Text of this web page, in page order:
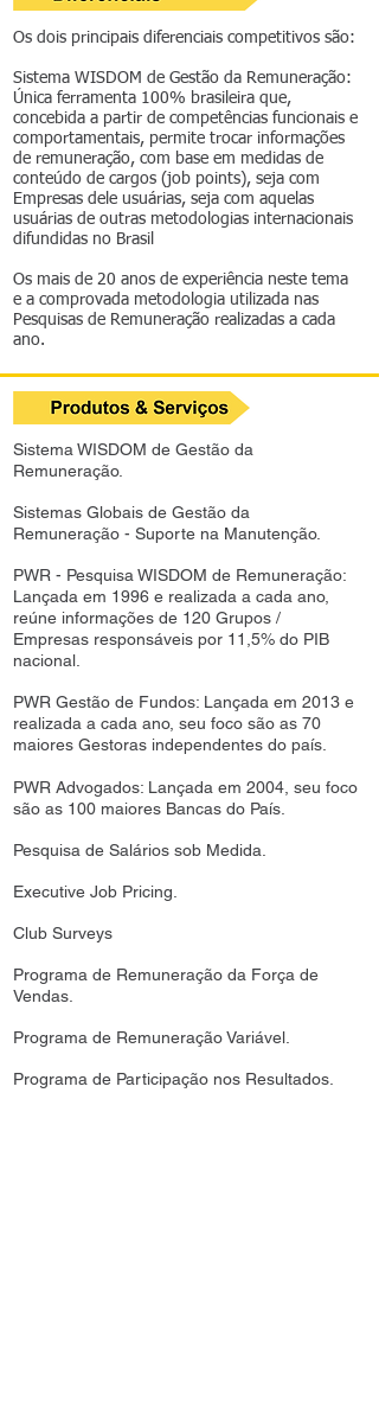
Os dois principais diferenciais competitivos são:
Sistema WISDOM de Gestão da Remuneração:
Única ferramenta 100% brasileira que,
concebida a partir de competências funcionais e
comportamentais, permite trocar informações
de remuneração, com base em medidas de
conteúdo de cargos (job points), seja com
Empresas dele usuárias, seja com aquelas
usuárias de outras metodologias internacionais
difundidas no Brasil
Os mais de 20 anos de experiência neste tema
e a comprovada metodologia utilizada nas
Pesquisas de Remuneração realizadas a cada
ano.
Sistema WISDOM de Gestão da
Remuneração.
Sistemas Globais de Gestão da
Remuneração - Suporte na Manutenção.
PWR - Pesquisa WISDOM de Remuneração:
Lançada em 1996 e realizada a cada ano,
reúne informações de 120 Grupos /
Empresas responsáveis por 11,5% do PIB
nacional.
PWR Gestão de Fundos: Lançada em 2013 e
realizada a cada ano, seu foco são as 70
maiores Gestoras independentes do país.
PWR Advogados: Lançada em 2004, seu foco
são as 100 maiores Bancas do País.
Pesquisa de Salários sob Medida.
Executive Job Pricing.
Club Surveys
Programa de Remuneração da Força de
Vendas.
Programa de Remuneração Variável.
Programa de Participação nos Resultados.